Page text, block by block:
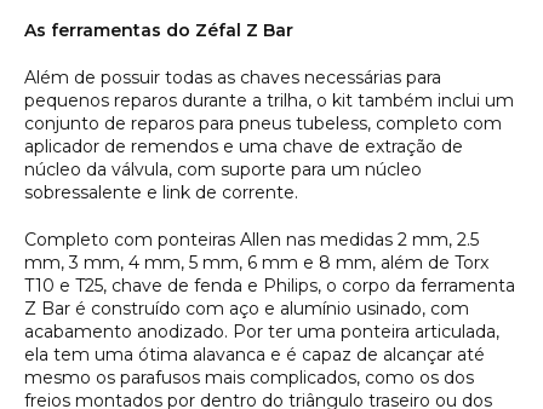
As ferramentas do Zéfal Z Bar
Além de possuir todas as chaves necessárias para
pequenos reparos durante a trilha, o kit também inclui um
conjunto de reparos para pneus tubeless, completo com
aplicador de remendos e uma chave de extração de
núcleo da válvula, com suporte para um núcleo
sobressalente e link de corrente.
Completo com ponteiras Allen nas medidas 2 mm, 2.5
mm, 3 mm, 4 mm, 5 mm, 6 mm e 8 mm, além de Torx
T10 e T25, chave de fenda e Philips, o corpo da ferramenta
Z Bar é construído com aço e alumínio usinado, com
acabamento anodizado. Por ter uma ponteira articulada,
ela tem uma ótima alavanca e é capaz de alcançar até
mesmo os parafusos mais complicados, como os dos
freios montados por dentro do triângulo traseiro ou dos